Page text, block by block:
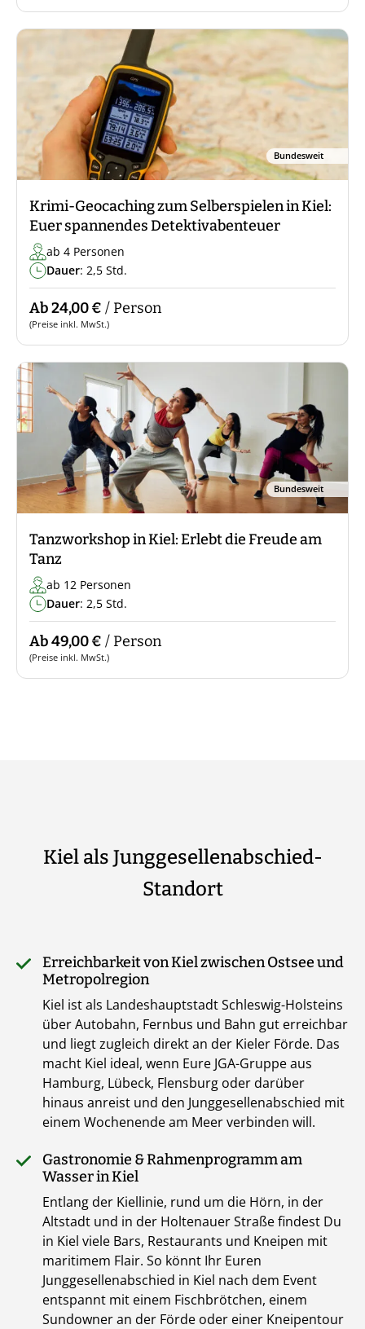
Bundesweit
Krimi-Geocaching zum Selberspielen in Kiel:
Euer spannendes Detektivabenteuer
ab 4 Personen
Dauer: 2,5 Std.
Ab 24,00 € / Person
(Preise inkl. MwSt.)
Bundesweit
Tanzworkshop in Kiel: Erlebt die Freude am
Tanz
ab 12 Personen
Dauer: 2,5 Std.
Ab 49,00 € / Person
(Preise inkl. MwSt.)
Kiel als Junggesellenabschied-
Standort
Erreichbarkeit von Kiel zwischen Ostsee und
Metropolregion
Kiel ist als Landeshauptstadt Schleswig-Holsteins
über Autobahn, Fernbus und Bahn gut erreichbar
und liegt zugleich direkt an der Kieler Förde. Das
macht Kiel ideal, wenn Eure JGA-Gruppe aus
Hamburg, Lübeck, Flensburg oder darüber
hinaus anreist und den Junggesellenabschied mit
einem Wochenende am Meer verbinden will.
Gastronomie & Rahmenprogramm am
Wasser in Kiel
Entlang der Kiellinie, rund um die Hörn, in der
Altstadt und in der Holtenauer Straße findest Du
in Kiel viele Bars, Restaurants und Kneipen mit
maritimem Flair. So könnt Ihr Euren
Junggesellenabschied in Kiel nach dem Event
entspannt mit einem Fischbrötchen, einem
Sundowner an der Förde oder einer Kneipentour